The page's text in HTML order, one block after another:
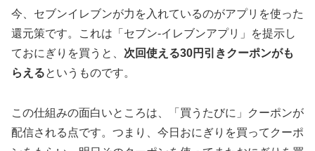
今、セブンイレブンが力を入れているのがアプリを使った
還元策です。これは「セブン-イレブンアプリ」を提示し
ておにぎりを買うと、 次回使える30円引きクーポンがも
らえるというものです。
この仕組みの面白いところは、「買うたびに」クーポンが
配信される点です。つまり、今日おにぎりを買ってクーポ